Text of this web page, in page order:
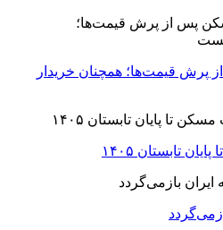
پرش قیمت‌ها؛ همچنان خریدار
تابستان ۱۴۰۵